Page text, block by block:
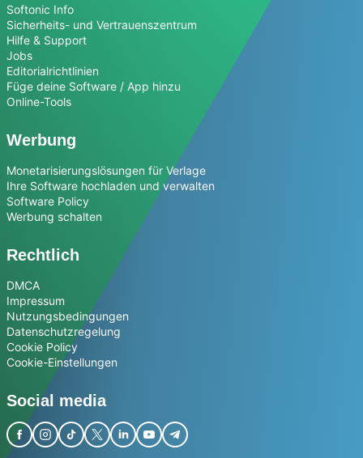
Softonic Info
Sicherheits- und Vertrauenszentrum
Hilfe & Support
Jobs
Editorialrichtlinien
Füge deine Software / App hinzu
Online-Tools
Werbung
Monetarisierungslösungen für Verlage
Ihre Software hochladen und verwalten
Software Policy
Werbung schalten
Rechtlich
DMCA
Impressum
Nutzungsbedingungen
Datenschutzregelung
Cookie Policy
Cookie-Einstellungen
Social media